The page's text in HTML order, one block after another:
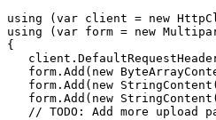
using (var client = new
using (var form = new
{
form.Add(new
form.Add(new
form.Add(new
// TODO: Add more upload